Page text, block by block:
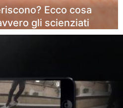
Ecco cosa
gli scienziati